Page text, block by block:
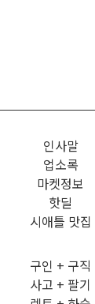
인사말
업소록
마켓정보
핫딜
시애틀 맛집
구인 + 구직
사고 + 팔기